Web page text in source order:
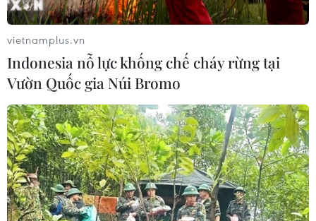
'Gã khổng lồ' về sản xuất chip Nvidia đầu
tư mạnh vào cổ phiếu của 3 công ty AI
vietnamplus.vn
Indonesia nỗ lực khống chế cháy rừng tại
Vườn Quốc gia Núi Bromo